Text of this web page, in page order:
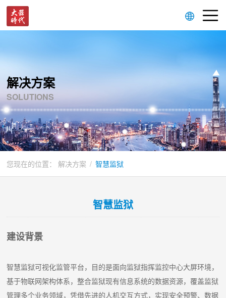
解决方案
SOLUTIONS
您现在的位置： 解决方案 / 智慧监狱
智慧监狱
建设背景
智慧监狱可视化监管平台，目的是面向监狱指挥监控中心大屏环境，
基于物联网架构体系，整合监狱现有信息系统的数据资源，覆盖监狱
管理多个业务领域，凭借先进的人机交互方式，实现安全预警、数据